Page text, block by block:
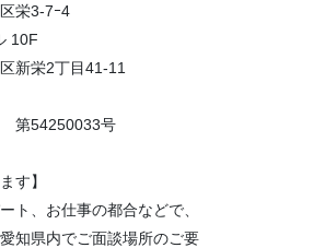
栄3-7ｰ4
10F
新栄2丁目41-11
第54250033号
す】
ト、お仕事の都合などで、
知県内でご面談場所のご要